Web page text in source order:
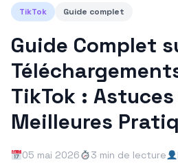
TikTok Guide complet
Guide Complet
TikTok :
Meilleures
05 mai 2026 3 min de lecture